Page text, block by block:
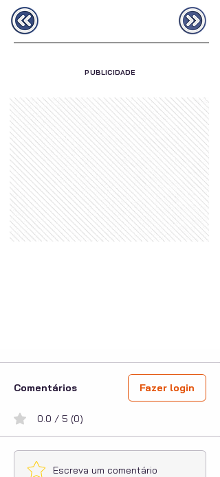
PUBLICIDADE
Comentários Fazer login
0.0 / 5 (0)
Escreva um comentário